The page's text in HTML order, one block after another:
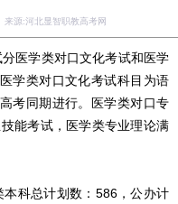
:河北显智职教高考网
医学类对口文化考试和医学
学类对口文化考试科目为语
考同期进行。医学类对口专
能考试，医学类专业理论满
科总计划数：586，公办计